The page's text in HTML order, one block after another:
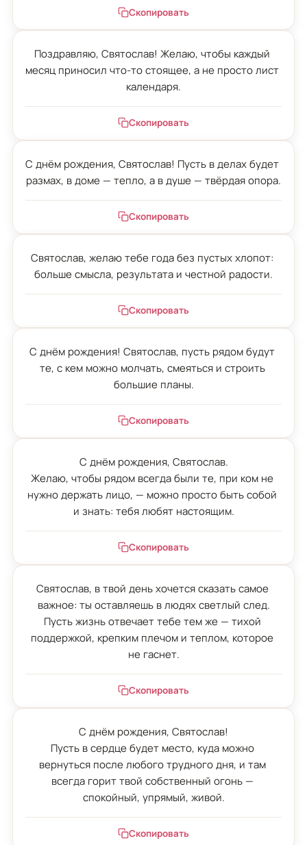
Скопировать
Поздравляю, Святослав! Желаю, чтобы каждый
месяц приносил что-то стоящее, а не просто лист
календаря.
Скопировать
С днём рождения, Святослав! Пусть в делах будет
размах, в доме — тепло, а в душе — твёрдая опора.
Скопировать
Святослав, желаю тебе года без пустых хлопот:
больше смысла, результата и честной радости.
Скопировать
С днём рождения! Святослав, пусть рядом будут
те, с кем можно молчать, смеяться и строить
большие планы.
Скопировать
С днём рождения, Святослав.
Желаю, чтобы рядом всегда были те, при ком не
нужно держать лицо, — можно просто быть собой
и знать: тебя любят настоящим.
Скопировать
Святослав, в твой день хочется сказать самое
важное: ты оставляешь в людях светлый след.
Пусть жизнь отвечает тебе тем же — тихой
поддержкой, крепким плечом и теплом, которое
не гаснет.
Скопировать
С днём рождения, Святослав!
Пусть в сердце будет место, куда можно
вернуться после любого трудного дня, и там
всегда горит твой собственный огонь —
спокойный, упрямый, живой.
Скопировать